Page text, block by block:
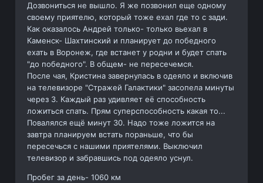
Дозвониться не вышло. Я же позвонил еще одному
своему приятелю, который тоже ехал где то с зади.
Как оказалось Андрей только- только вьехал в
Каменск- Шахтинский и планирует до победного
ехать в Воронеж, где встанет у родни и будет спать
"до победного". В общем- не пересечемся.
После чая, Кристина завернулась в одеяло и включив
на телевизоре "Стражей Галактики" засопела минуты
через 3. Каждый раз удивляет её способность
ложиться спать. Прям суперспособность какая то...
Повалялся ещё минут 30. Надо тоже ложится на
завтра планируем встать пораньше, что бы
пересечься с нашими приятелями. Выключил
телевизор и забравшись под одеяло уснул.
Пробег за день- 1060 км